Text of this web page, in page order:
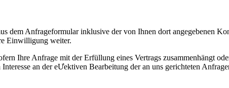
dem Anfrageformular inklusive der von Ihnen dort angegebenen
Einwilligung weiter.
Ihre Anfrage mit der Erfüllung eines Vertrags zusammenhängt
an der eƯektiven Bearbeitung der an uns gerichteten